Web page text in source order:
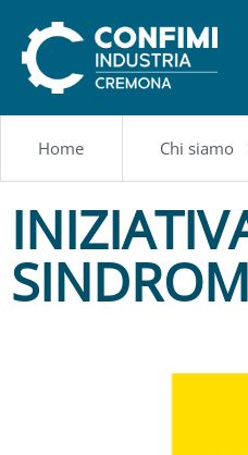
Home Chi siamo